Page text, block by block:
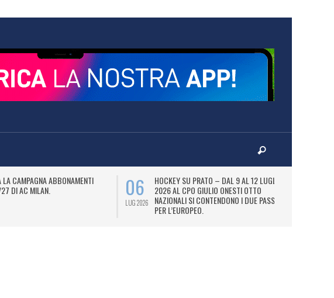
LA CAMPAGNA ABBONAMENTI
DI AC MILAN.
06
LUG 2026
HOCKEY SU PRATO – DAL 9 AL 12 LUGLIO
2026 AL CPO GIULIO ONESTI OTTO
NAZIONALI SI CONTENDONO I DUE PASS
PER L’EUROPEO.